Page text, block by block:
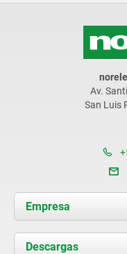
Av.
San Luis
Empresa
Acerca de
Descargas